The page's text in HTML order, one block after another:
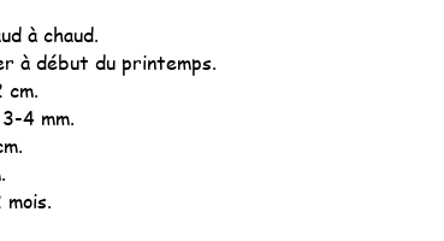
à chaud.
à début du printemps.
cm.
4 mm.
mois.